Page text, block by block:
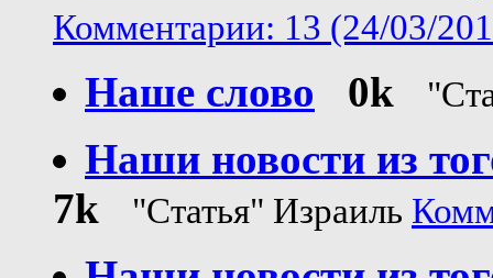
Комментарии: 13 (24/03/
Наше слово 0k
Наши новости из
7k
"Статья" Израиль